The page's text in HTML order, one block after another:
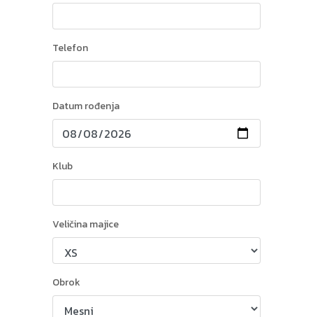
Telefon
Datum rođenja
Klub
Veličina majice
Obrok